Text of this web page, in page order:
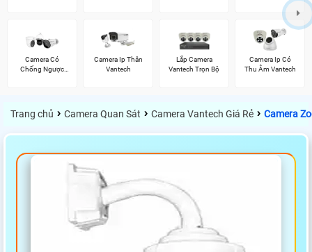
Camera Có
Chống Ngược
Camera Ip Thân
Vantech
Lắp Camera
Vantech Trọn Bộ
Camera Ip Có
Thu Âm Vantech
Trang chủ › Camera Quan Sát › Camera Vantech Giá Rẻ › Camera